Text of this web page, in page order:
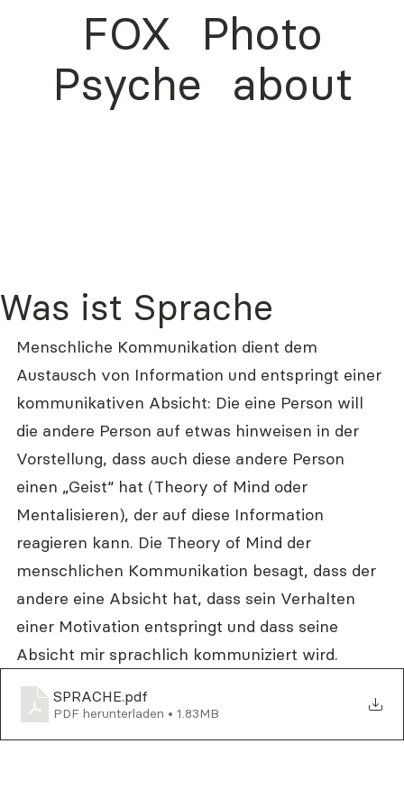
FOX
Photo
Psyche
about
Was ist Sprache
Menschliche Kommunikation dient dem
Austausch von Information und entspringt einer
kommunikativen Absicht: Die eine Person will
die andere Person auf etwas hinweisen in der
Vorstellung, dass auch diese andere Person
einen „Geist“ hat (Theory of Mind oder
Mentalisieren), der auf diese Information
reagieren kann. Die Theory of Mind der
menschlichen Kommunikation besagt, dass der
andere eine Absicht hat, dass sein Verhalten
einer Motivation entspringt und dass seine
Absicht mir sprachlich kommuniziert wird.
SPRACHE.pdf
PDF herunterladen • 1.83MB